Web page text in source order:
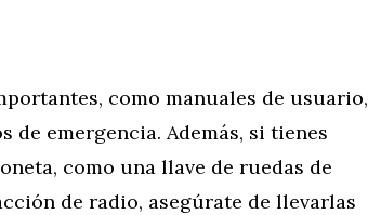
como manuales de usuario,
emergencia. Además, si tienes
como una llave de ruedas de
de radio, asegúrate de llevarlas